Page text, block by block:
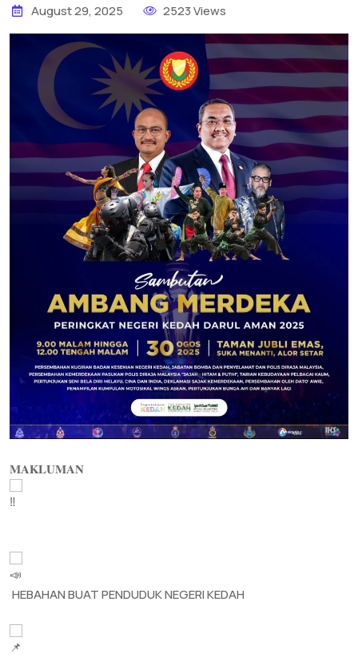
August 29, 2025 2523 Views
𝐌𝐀𝐊𝐋𝐔𝐌𝐀𝐍
HEBAHAN BUAT PENDUDUK NEGERI KEDAH